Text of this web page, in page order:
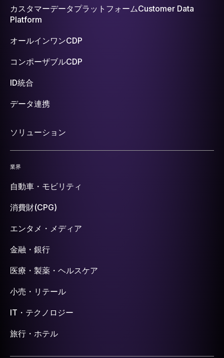
カスタマーデータプラットフォームCustomer Data
Platform
オールインワンCDP
コンポーザブルCDP
ID統合
データ連携
ソリューション
業界
自動車・モビリティ
消費財(CPG)
エンタメ・メディア
金融・銀行
医療・製薬・ヘルスケア
小売・リテール
IT・テクノロジー
旅行・ホテル